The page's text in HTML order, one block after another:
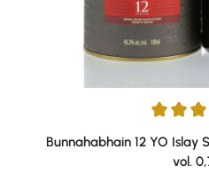
Durchschnittliche
Bunnahabhain 12 YO Islay
vol.